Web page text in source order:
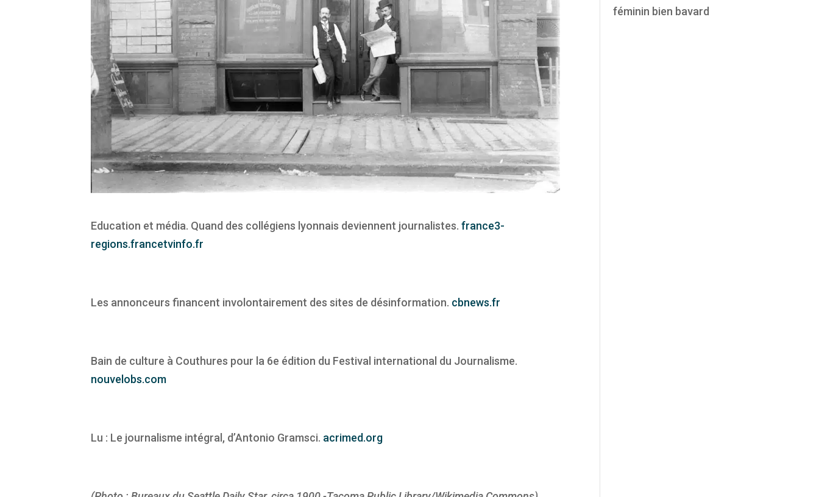
Education et média. Quand des collégiens lyonnais deviennent journalistes.france3-
regions.francetvinfo.fr
Les annonceurs financent involontairement des sites de désinformation. cbnews.fr
Bain de culture à Couthures pour la 6e édition du Festival international du Journalisme.
nouvelobs.com
Lu : Le journalisme intégral, d’Antonio Gramsci. acrimed.org
féminin bien bavard